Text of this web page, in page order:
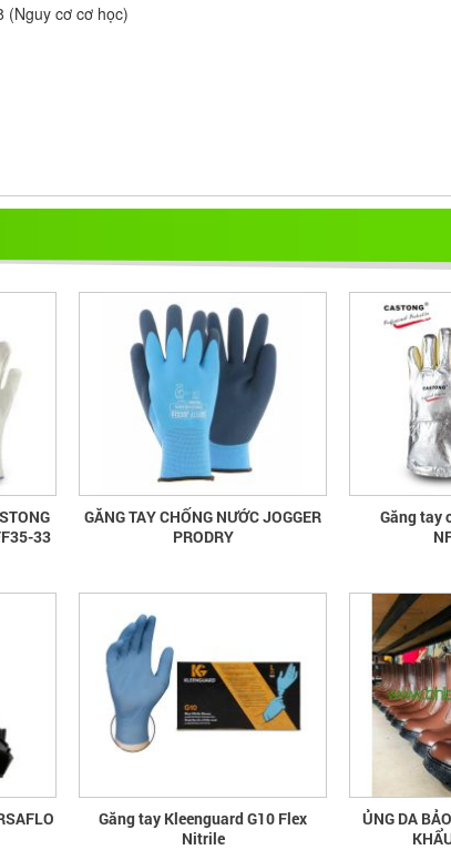
(Nguy cơ cơ học)
33
GĂNG TAY CHỐNG NƯỚC JOGGER
PRODRY
Găng tay
Găng tay Kleenguard G10 Flex
Nitrile
ỦNG DA